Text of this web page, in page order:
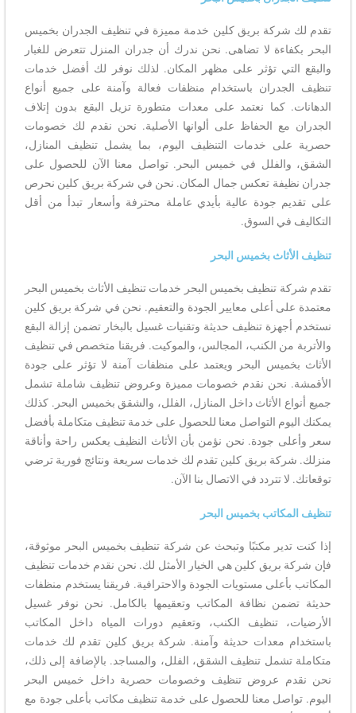
تقدم لك شركة بريق كلين خدمة مميزة في تنظيف الجدران بخميس
البحر بكفاءة لا تضاهى. نحن ندرك أن جدران المنزل تتعرض للغبار
والبقع التي تؤثر على مظهر المكان. لذلك نوفر لك أفضل خدمات
تنظيف الجدران باستخدام منظفات فعالة وآمنة على جميع أنواع
الدهانات. كما نعتمد على معدات متطورة تزيل البقع بدون إتلاف
الجدران مع الحفاظ على ألوانها الأصلية. نحن نقدم لك خصومات
حصرية على خدمات التنظيف اليوم، بما يشمل تنظيف المنازل،
الشقق، والفلل في خميس البحر. تواصل معنا الآن للحصول على
جدران نظيفة تعكس جمال المكان. نحن في شركة بريق كلين نحرص
على تقديم جودة عالية بأيدي عاملة محترفة وأسعار تبدأ من أقل
التكاليف في السوق.
تنظيف الأثاث بخميس البحر
تقدم شركة تنظيف بخميس البحر خدمات تنظيف الأثاث بخميس البحر
معتمدة على أعلى معايير الجودة والتعقيم. نحن في شركة بريق كلين
نستخدم أجهزة تنظيف حديثة وتقنيات غسيل بالبخار تضمن إزالة البقع
والأتربة من الكنب، المجالس، والموكيت. فريقنا متخصص في تنظيف
الأثاث بخميس البحر ويعتمد على منظفات آمنة لا تؤثر على جودة
الأقمشة. نحن نقدم خصومات مميزة وعروض تنظيف شاملة تشمل
جميع أنواع الأثاث داخل المنازل، الفلل، والشقق بخميس البحر. كذلك
يمكنك اليوم التواصل معنا للحصول على خدمة تنظيف متكاملة بأفضل
سعر وأعلى جودة. نحن نؤمن بأن الأثاث النظيف يعكس راحة وأناقة
منزلك. شركة بريق كلين تقدم لك خدمات سريعة ونتائج فورية ترضي
توقعاتك. لا تتردد في الاتصال بنا الآن.
تنظيف المكاتب بخميس البحر
إذا كنت تدير مكتبًا وتبحث عن شركة تنظيف بخميس البحر موثوقة،
فإن شركة بريق كلين هي الخيار الأمثل لك. نحن نقدم خدمات تنظيف
المكاتب بأعلى مستويات الجودة والاحترافية. فريقنا يستخدم منظفات
حديثة تضمن نظافة المكاتب وتعقيمها بالكامل. نحن نوفر غسيل
الأرضيات، تنظيف الكنب، وتعقيم دورات المياه داخل المكاتب
باستخدام معدات حديثة وآمنة. شركة بريق كلين تقدم لك خدمات
متكاملة تشمل تنظيف الشقق، الفلل، والمساجد. بالإضافة إلى ذلك،
نحن نقدم عروض تنظيف وخصومات حصرية داخل خميس البحر
اليوم. تواصل معنا للحصول على خدمة تنظيف مكاتب بأعلى جودة مع